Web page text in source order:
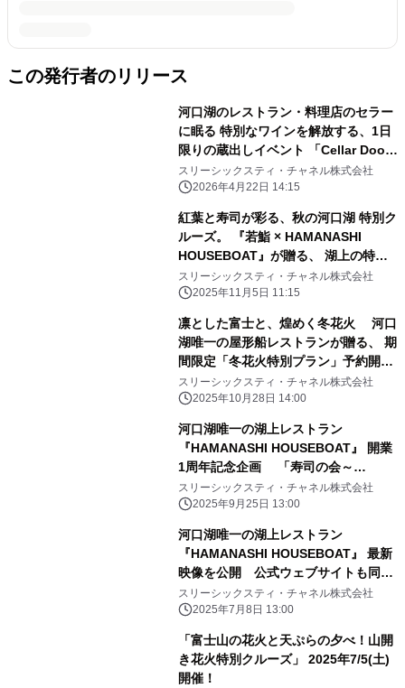
この発行者のリリース
河口湖のレストラン・料理店のセラー
に眠る 特別なワインを解放する、1日
限りの蔵出しイベント 「Cellar Door
at HAMANASHI HOUSEBOAT」を開
催！ (2026年5月5日)
スリーシックスティ・チャネル株式会社
2026年4月22日 14:15
紅葉と寿司が彩る、秋の河口湖 特別ク
ルーズ。 『若鮨 × HAMANASHI
HOUSEBOAT』が贈る、 湖上の特別
ランチ開催。
スリーシックスティ・チャネル株式会社
2025年11月5日 11:15
凛とした富士と、煌めく冬花火 河口
湖唯一の屋形船レストランが贈る、 期
間限定「冬花火特別プラン」予約開
始！
スリーシックスティ・チャネル株式会社
2025年10月28日 14:00
河口湖唯一の湖上レストラン
『HAMANASHI HOUSEBOAT』 開業
1周年記念企画 「寿司の会～
Saturday is Sushi Day～」がスター
ト
スリーシックスティ・チャネル株式会社
2025年9月25日 13:00
河口湖唯一の湖上レストラン
『HAMANASHI HOUSEBOAT』 最新
映像を公開 公式ウェブサイトも同時
リニューアル
スリーシックスティ・チャネル株式会社
2025年7月8日 13:00
「富士山の花火と天ぷらの夕べ！山開
き花火特別クルーズ」 2025年7/5(土)
開催！